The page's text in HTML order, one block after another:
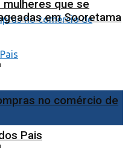
no comércio de
Pais
que se
em Sooretama